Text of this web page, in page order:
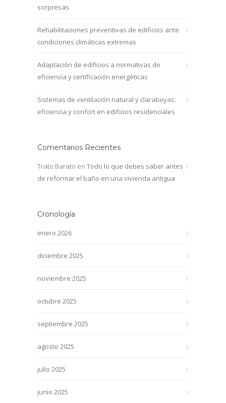
sorpresas
Rehabilitaciones preventivas de edificios ante
condiciones climáticas extremas
Adaptación de edificios a normativas de
eficiencia y certificación energéticas
Sistemas de ventilación natural y claraboyas:
eficiencia y confort en edificios residenciales
Comentarios Recientes
Trato Barato en Todo lo que debes saber antes
de reformar el baño en una vivienda antigua
Cronología
enero 2026
diciembre 2025
noviembre 2025
octubre 2025
septiembre 2025
agosto 2025
julio 2025
junio 2025